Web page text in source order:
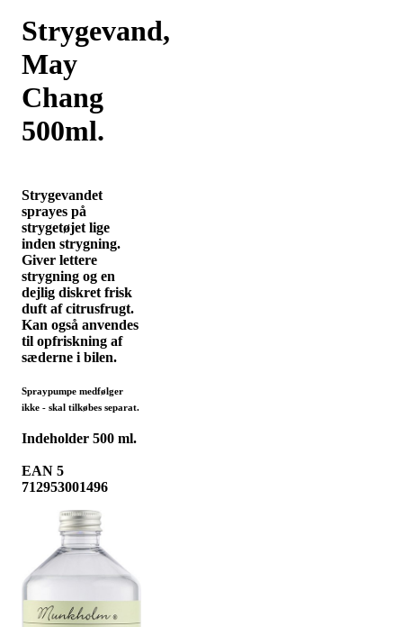
Strygevand,
May
Chang
500ml.
Strygevandet
sprayes på
strygetøjet lige
inden strygning.
Giver lettere
strygning og en
dejlig diskret frisk
duft af citrusfrugt.
Kan også anvendes
til opfriskning af
sæderne i bilen.
Spraypumpe medfølger
ikke - skal tilkøbes separat.
Indeholder 500 ml.
EAN 5
712953001496